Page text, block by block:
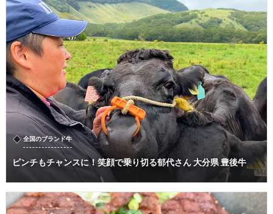
全国のブランド牛
ピンチもチャンスに！笑顔で乗り切る郁代さん 大分県 豊後牛